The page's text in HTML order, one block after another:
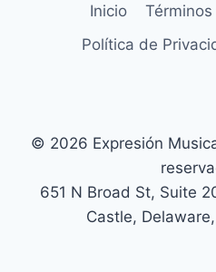
Inicio
Política de
© 2026 Expresión
651 N Broad St, Suite
Castle,